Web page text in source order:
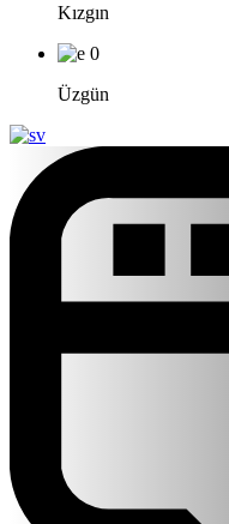
Kızgın
0
Üzgün